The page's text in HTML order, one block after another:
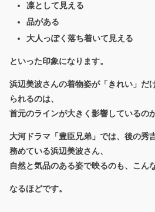
凛として見える
品がある
大人っぽく落ち着いて見える
といった印象になります。
浜辺美波さんの着物姿が「きれい」だ
られるのは、
首元のラインが大きく影響しているの
大河ドラマ「豊臣兄弟」では、後の秀
務めている浜辺美波さん、
自然と気品のある姿で映るのも、こ
なるほどです。